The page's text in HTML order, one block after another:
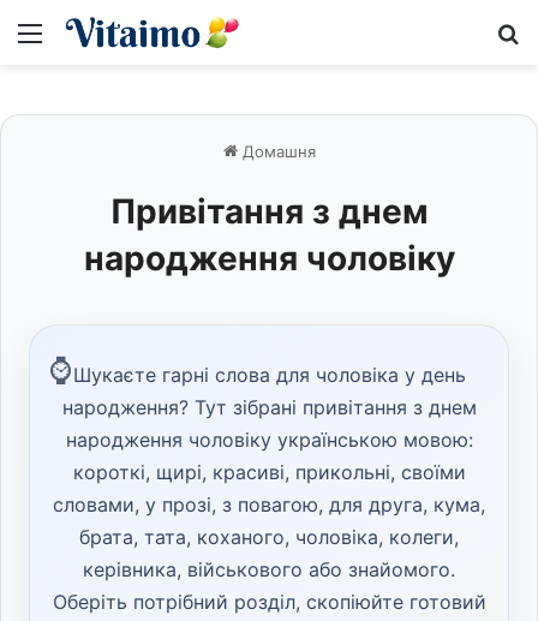
Меню
Домашня
Привітання з днем
народження чоловіку
Шукаєте гарні слова для чоловіка у день
народження? Тут зібрані привітання з днем
народження чоловіку українською мовою:
короткі, щирі, красиві, прикольні, своїми
словами, у прозі, з повагою, для друга, кума,
брата, тата, коханого, чоловіка, колеги,
керівника, військового або знайомого.
Оберіть потрібний розділ, скопіюйте готовий